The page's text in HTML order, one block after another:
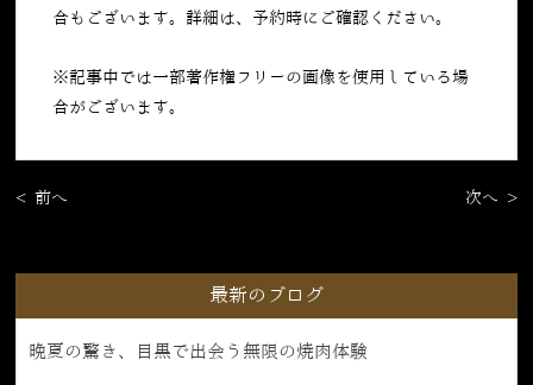
合もございます。詳細は、予約時にご確認ください。
※記事中では一部著作権フリーの画像を使用している場
合がございます。
< 前へ 次へ >
最新のブログ
晩夏の驚き、目黒で出会う無限の焼肉体験